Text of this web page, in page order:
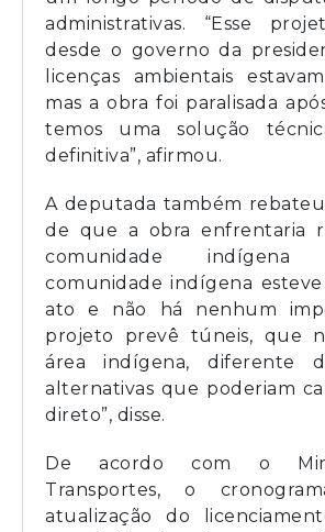
administrativas. “Esse
desde o governo da
licenças ambientais
mas a obra foi paralisada
temos uma solução
definitiva”, afirmou.
A deputada também
de que a obra enfrentaria
comunidade
comunidade indígena
ato e não há nenhum
projeto prevê túneis, que
área indígena, diferente
alternativas que poderiam
direto”, disse.
De acordo com o
Transportes, o
atualização do